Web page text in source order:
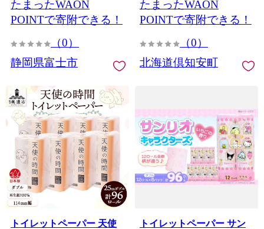
用品 富士市 [sf002-547]
たまったWAON
POINTで寄附できる！
（0）
静岡県富士市
BOX 備蓄 まとめ買い ティ
ッシュ リサイクル 日本製
災
たまったWAON
POINTで寄附できる！
（0）
北海道倶知安町
トイレットペーパー 天使
トイレットペーパー サン